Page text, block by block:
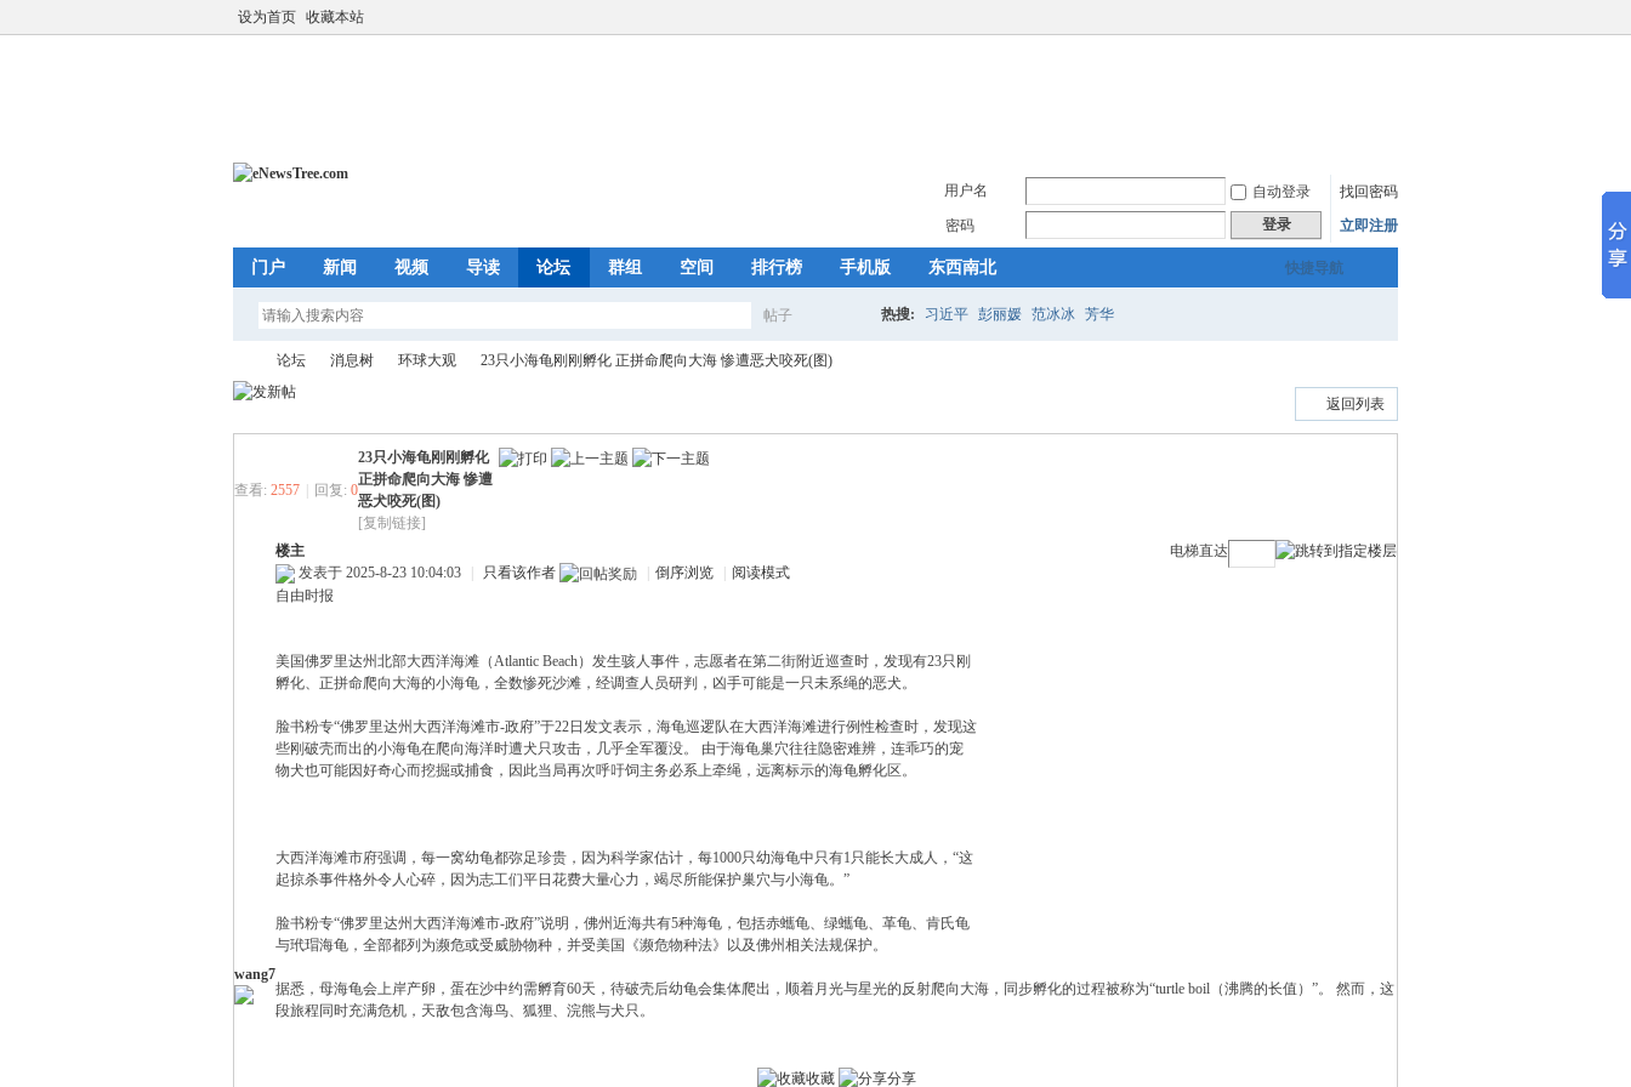
设为首页 收藏本站
用户名 自动登录
找回密码
密码
登录 立即注册
快捷导航
门户 新闻 视频 导读 论坛 群组 空间 排行榜 手机版 东西南北
帖子 热搜: 习近平 彭丽媛 范冰冰 芳华
论坛 消息树
›
环球大观
›
23只小海龟刚刚孵化 正拼命爬向大海 惨遭恶犬咬死(图)
返回列表
查看: 2557 回复: 0
23只小海龟刚刚孵化
正拼命爬向大海 惨遭
恶犬咬死(图)
[复制链接]
wang7
电梯直达
楼主
发表于 2025-8-23 10:04:03
只看该作者 倒序浏览
阅读模式
自由时报
美国佛罗里达州北部大西洋海滩（Atlantic Beach）发生骇人事件，志愿者在第二街附近巡查时，发现有23只刚
孵化、正拼命爬向大海的小海龟，全数惨死沙滩，经调查人员研判，凶手可能是一只未系绳的恶犬。
脸书粉专“佛罗里达州大西洋海滩市-政府”于22日发文表示，海龟巡逻队在大西洋海滩进行例性检查时，发现这
些刚破壳而出的小海龟在爬向海洋时遭犬只攻击，几乎全军覆没。 由于海龟巢穴往往隐密难辨，连乖巧的宠
物犬也可能因好奇心而挖掘或捕食，因此当局再次呼吁饲主务必系上牵绳，远离标示的海龟孵化区。
大西洋海滩市府强调，每一窝幼龟都弥足珍贵，因为科学家估计，每1000只幼海龟中只有1只能长大成人，“这
起掠杀事件格外令人心碎，因为志工们平日花费大量心力，竭尽所能保护巢穴与小海龟。”
脸书粉专“佛罗里达州大西洋海滩市-政府”说明，佛州近海共有5种海龟，包括赤蠵龟、绿蠵龟、革龟、肯氏龟
与玳瑁海龟，全部都列为濒危或受威胁物种，并受美国《濒危物种法》以及佛州相关法规保护。
据悉，母海龟会上岸产卵，蛋在沙中约需孵育60天，待破壳后幼龟会集体爬出，顺着月光与星光的反射爬向大海，同步孵化的过程被称为“turtle boil（沸腾的长值）”。 然而，这
段旅程同时充满危机，天敌包含海鸟、狐狸、浣熊与犬只。
收藏 分享